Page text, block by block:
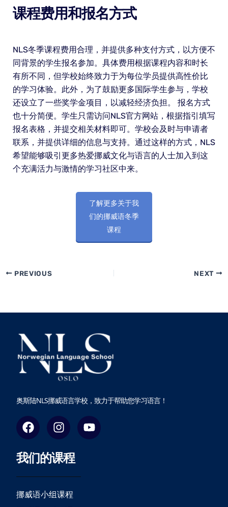
课程费用和报名方式
NLS冬季课程费用合理，并提供多种支付方式，以方便不
同背景的学生报名参加。具体费用根据课程内容和时长
有所不同，但学校始终致力于为每位学员提供高性价比
的学习体验。此外，为了鼓励更多国际学生参与，学校
还设立了一些奖学金项目，以减轻经济负担。 报名方式
也十分简便。学生只需访问NLS官方网站，根据指引填写
报名表格，并提交相关材料即可。学校会及时与申请者
联系，并提供详细的信息与支持。通过这样的方式，NLS
希望能够吸引更多热爱挪威文化与语言的人士加入到这
个充满活力与激情的学习社区中来。
了解更多关于我
们的挪威语冬季
课程
PREVIOUS NEXT
奥斯陆NLS挪威语言学校，致力于帮助您学习语言！
F
a
c
e
b
o
o
k
I
n
s
t
a
g
r
a
Y
o
u
我们的课程
挪威语小组课程